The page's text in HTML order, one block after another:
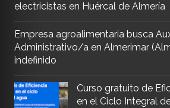
electricistas en Huércal de Almería
Empresa agroalimentaria busca
Administrativo/a en Almerimar
indefinido
Curso gratuito de
en el Ciclo Integral